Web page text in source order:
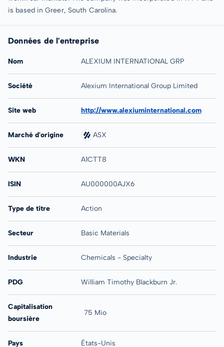
is based in Greer, South Carolina.
Données de l'entreprise
Nom ALEXIUM INTERNATIONAL GRP
Société Alexium International Group Limited
Site web http://www.alexiuminternational.com
Marché d'origine ASX
WKN A1CTT8
ISIN AU000000AJX6
Type de titre Action
Secteur Basic Materials
Industrie Chemicals - Specialty
PDG William Timothy Blackburn Jr.
Capitalisation
boursière
75 Mio
Pays États-Unis